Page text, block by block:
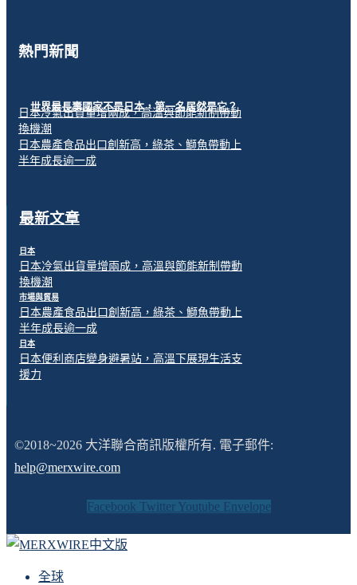
熱門新聞
世界最長壽國家不是日本，第一名居然是它？
日本冷氣出貨量增兩成，高溫與節能新制帶動
換機潮
日本農產食品出口創新高，綠茶、鰤魚帶動上
半年成長逾一成
最新文章
日本
日本冷氣出貨量增兩成，高溫與節能新制帶動
換機潮
市場與貿易
日本農產食品出口創新高，綠茶、鰤魚帶動上
半年成長逾一成
日本
日本便利商店變身避暑站，高溫下展現生活支
援力
©2018~2026 大洋聯合商訊版權所有. 電子郵件:
help@merxwire.com
Facebook Twitter Youtube Envelope
全球